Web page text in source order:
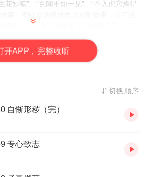
花妙笔”、“百闻不如一见”、“不入虎穴焉得
感染人。在中国文明五千年和汉语三千年
故事璀璨夺目，蔚为壮观，它是文明的积
结晶，文化的瑰宝。充分了解和掌控中国
王朝兴替，自古英雄成败以及可歌可泣可
开APP，完整收听
切换顺序
自惭形秽（完）
专心致志